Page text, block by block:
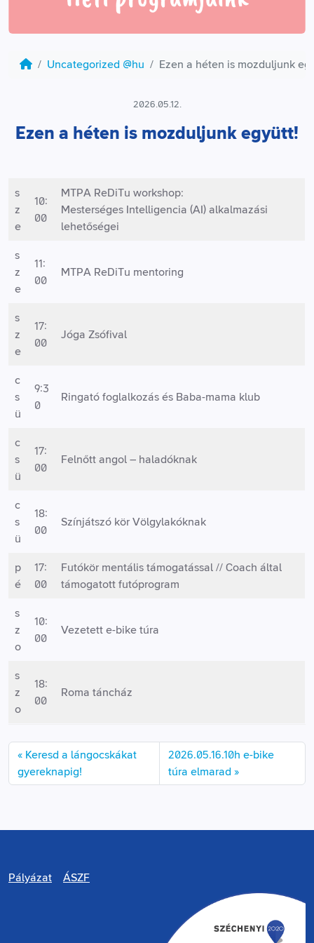
Uncategorized @hu Ezen a héten is mozduljunk
2026.05.12.
Ezen a héten is mozduljunk együtt!
s
z
e
10:
00
MTPA ReDiTu workshop:
Mesterséges Intelligencia (AI) alkalmazási
lehetőségei
s
z
e
11:
00
MTPA ReDiTu mentoring
s
z
e
17:
00
Jóga Zsófival
c
s
ü
9:3
0
Ringató foglalkozás és Baba-mama klub
c
s
ü
17:
00
Felnőtt angol – haladóknak
c
s
ü
18:
00
Színjátszó kör Völgylakóknak
p
é
17:
00
Futókör mentális támogatással // Coach által
támogatott futóprogram
s
z
o
10:
00
Vezetett e-bike túra
s
z
o
18:
00
Roma táncház
Keresd a lángocskákat
gyereknapig!
2026.05.16.10h e-bike
túra elmarad
Pályázat ÁSZF